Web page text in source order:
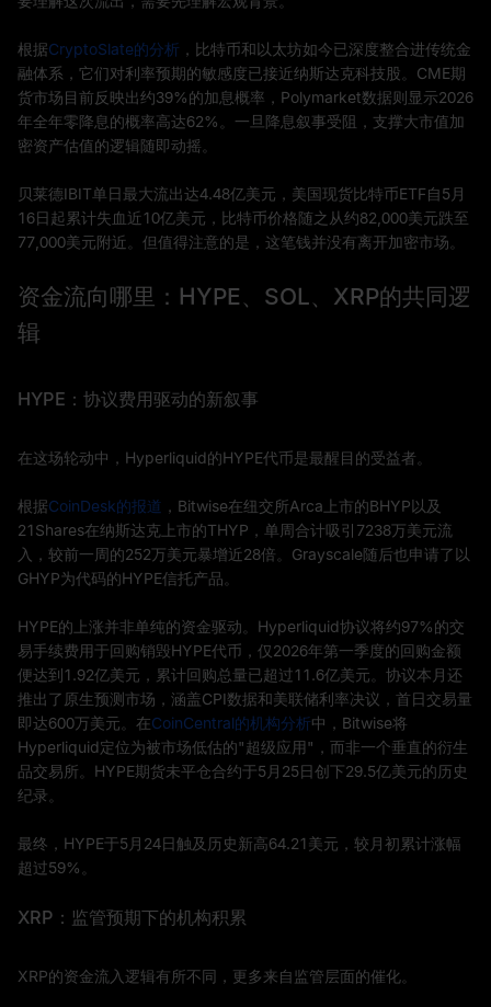
根据CryptoSlate的分析 ，比特币和以太坊如今已深度整合进传统金
融体系，它们对利率预期的敏感度已接近纳斯达克科技股。CME期
货市场目前反映出约39%的加息概率，Polymarket数据则显示2026
年全年零降息的概率高达62%。一旦降息叙事受阻，支撑大市值加
密资产估值的逻辑随即动摇。
贝莱德IBIT单日最大流出达4.48亿美元，美国现货比特币ETF自5月
16日起累计失血近10亿美元，比特币价格随之从约82,000美元跌至
77,000美元附近。但值得注意的是，这笔钱并没有离开加密市场。
资金流向哪里：HYPE、SOL、XRP的共同逻
辑
HYPE：协议费用驱动的新叙事
在这场轮动中，Hyperliquid的HYPE代币是最醒目的受益者。
根据CoinDesk的报道 ，Bitwise在纽交所Arca上市的BHYP以及
21Shares在纳斯达克上市的THYP，单周合计吸引7238万美元流
入，较前一周的252万美元暴增近28倍。Grayscale随后也申请了以
GHYP为代码的HYPE信托产品。
HYPE的上涨并非单纯的资金驱动。Hyperliquid协议将约97%的交
易手续费用于回购销毁HYPE代币，仅2026年第一季度的回购金额
便达到1.92亿美元，累计回购总量已超过11.6亿美元。协议本月还
推出了原生预测市场，涵盖CPI数据和美联储利率决议，首日交易量
即达600万美元。在CoinCentral的机构分析中，Bitwise将
Hyperliquid定位为被市场低估的"超级应用"，而非一个垂直的衍生
品交易所。HYPE期货未平仓合约于5月25日创下29.5亿美元的历史
纪录。
最终，HYPE于5月24日触及历史新高64.21美元，较月初累计涨幅
超过59%。
XRP：监管预期下的机构积累
XRP的资金流入逻辑有所不同，更多来自监管层面的催化。